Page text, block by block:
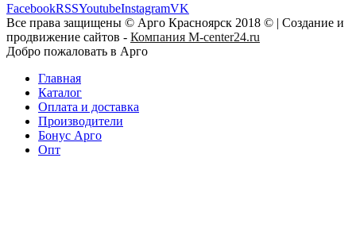
FacebookRSSYoutubeInstagramVK
Все права защищены © Арго Красноярск 2018 © | Создание и
продвижение сайтов - Компания M-center24.ru
Добро пожаловать в Арго
Главная
Каталог
Оплата и доставка
Производители
Бонус Арго
Опт